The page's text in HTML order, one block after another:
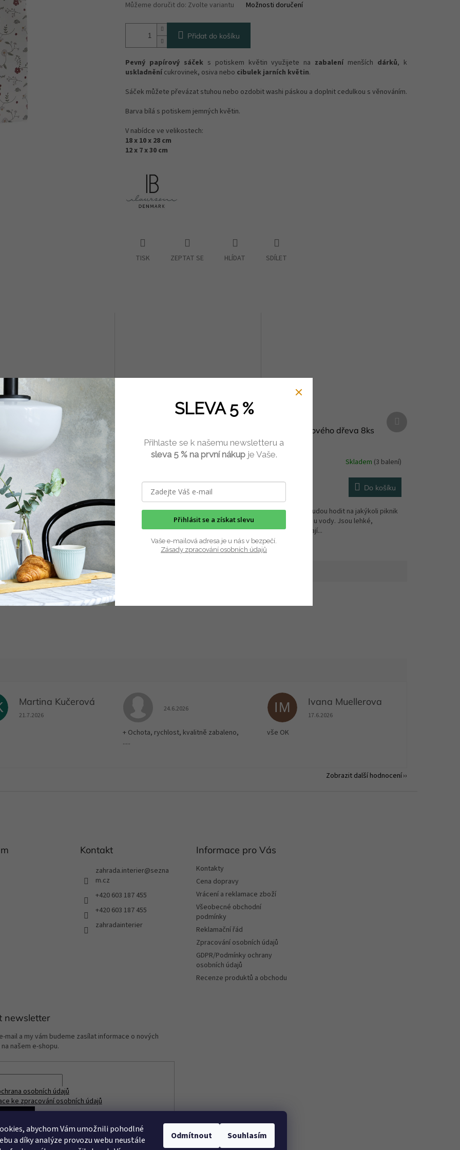
abychom Vám umožnili pohodlné
a díky analýze provozu webu neustále
Odmítnout Souhlasím
Můžeme doručit do: Zvolte variantu Možnosti doručení
Přidat do košíku
Pevný papírový sáčeks potiskem květin využijete na zabalenímenších dárků, k
uskladněnícukrovinek, osiva nebo cibulek jarních květin.
Sáček můžete převázat stuhou nebo ozdobit washi páskou a doplnit cedulkou s věnováním.
Barva bílá s potiskem jemných květin.
V nabídce ve velikostech:
18 x 10 x 28 cm
12 x 7 x 30 cm
TISK ZEPTAT SE HLÍDAT SDÍLET
sáček červený proužek IB
Skladem (2 ks)
sáčky z pevného papíru využijete
Hodí na drobné dárky,
nebo...
Skladem (3 balení)
46 Kč
Tyto příbory se budou hodit na jakýkoli
piknik v přírodě nebo u vody. Jsou lehké,
nerozbitné a...
Lžíce z březového dřeva 8ks
Skladem (3 balení)
46 Kč Do košíku
Tyto lžíce se budou hodit na jakýkoli piknik
v přírodě nebo u vody. Jsou lehké,
nerozbitné a dají...
Další
produkt
Martina Kučerová
Hodnocení obchodu je 5 z 5 hvězdiček.
21.7.2026
Hodnocení obchodu je 5 z 5 hvězdiček.
24.6.2026
+ Ochota, rychlost, kvalitně zabaleno,
.....
IM Ivana Muellerova
Hodnocení obchodu je 5 z 5 hvězdiček.
17.6.2026
vše OK
Zobrazit další hodnocení
Kontakt
zahrada.interier@sezna
m.cz
+420 603 187 455
+420 603 187 455
zahradainterier
Informace pro Vás
Kontakty
Cena dopravy
Vrácení a reklamace zboží
Všeobecné obchodní
podmínky
Reklamační řád
Zpracování osobních údajů
GDPR/Podmínky ochrany
osobních údajů
Recenze produktů a obchodu
newsletter
mail a my vám budeme zasílat informace o nových
našem e-shopu.
osobních údajů
ke zpracování osobních údajů
SLEVA 5 %
Přihlaste se k našemu newsletteru a
sleva 5 % na první nákupje Vaše.
Přihlásit se a získat slevu
Vaše e-mailová adresa je u nás v bezpečí.
Zásady zpracování osobních údajů